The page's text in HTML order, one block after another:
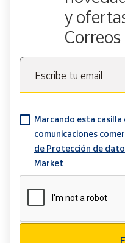
y
Escribe tu email
Marcando esta
comunicaciones
de Protección de
Market